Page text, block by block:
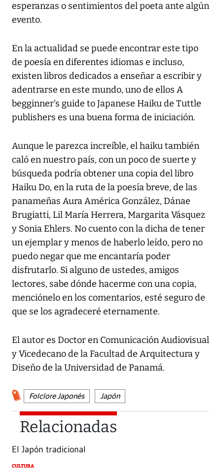
esperanzas o sentimientos del poeta ante algún
evento.
En la actualidad se puede encontrar este tipo
de poesía en diferentes idiomas e incluso,
existen libros dedicados a enseñar a escribir y
adentrarse en este mundo, uno de ellos A
begginner's guide to Japanese Haiku de Tuttle
publishers es una buena forma de iniciación.
Aunque le parezca increíble, el haiku también
caló en nuestro país, con un poco de suerte y
búsqueda podría obtener una copia del libro
Haiku Do, en la ruta de la poesía breve, de las
panameñas Aura América González, Dánae
Brugiatti, Lil María Herrera, Margarita Vásquez
y Sonia Ehlers. No cuento con la dicha de tener
un ejemplar y menos de haberlo leído, pero no
puedo negar que me encantaría poder
disfrutarlo. Si alguno de ustedes, amigos
lectores, sabe dónde hacerme con una copia,
menciónelo en los comentarios, esté seguro de
que se los agradeceré eternamente.
El autor es Doctor en Comunicación Audiovisual
y Vicedecano de la Facultad de Arquitectura y
Diseño de la Universidad de Panamá.
Folclore Japonés Japón
Relacionadas
El Japón tradicional
CULTURA